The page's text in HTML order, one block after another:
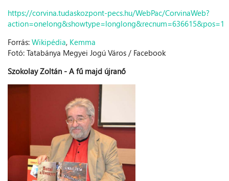
https://corvina.tudaskozpont-pecs.hu/WebPac/CorvinaWeb?
action=onelong&showtype=longlong&recnum=636615&pos=1
Forrás: Wikipédia, Kemma
Fotó: Tatabánya Megyei Jogú Város / Facebook
Szokolay Zoltán - A fű majd újranő